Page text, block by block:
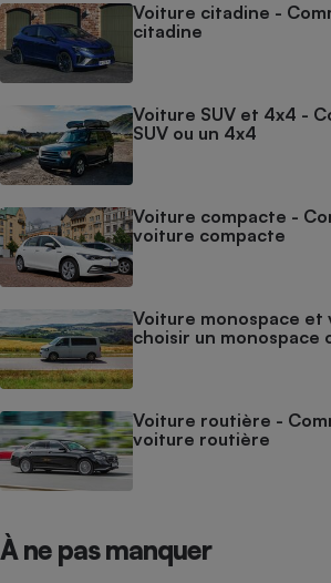
Voiture citadine -
citadine
Voiture SUV et 4x4 -
SUV ou un 4x4
Voiture compacte -
voiture compacte
Voiture monospace et
choisir un monospace
Voiture routière -
voiture routière
À ne pas manquer